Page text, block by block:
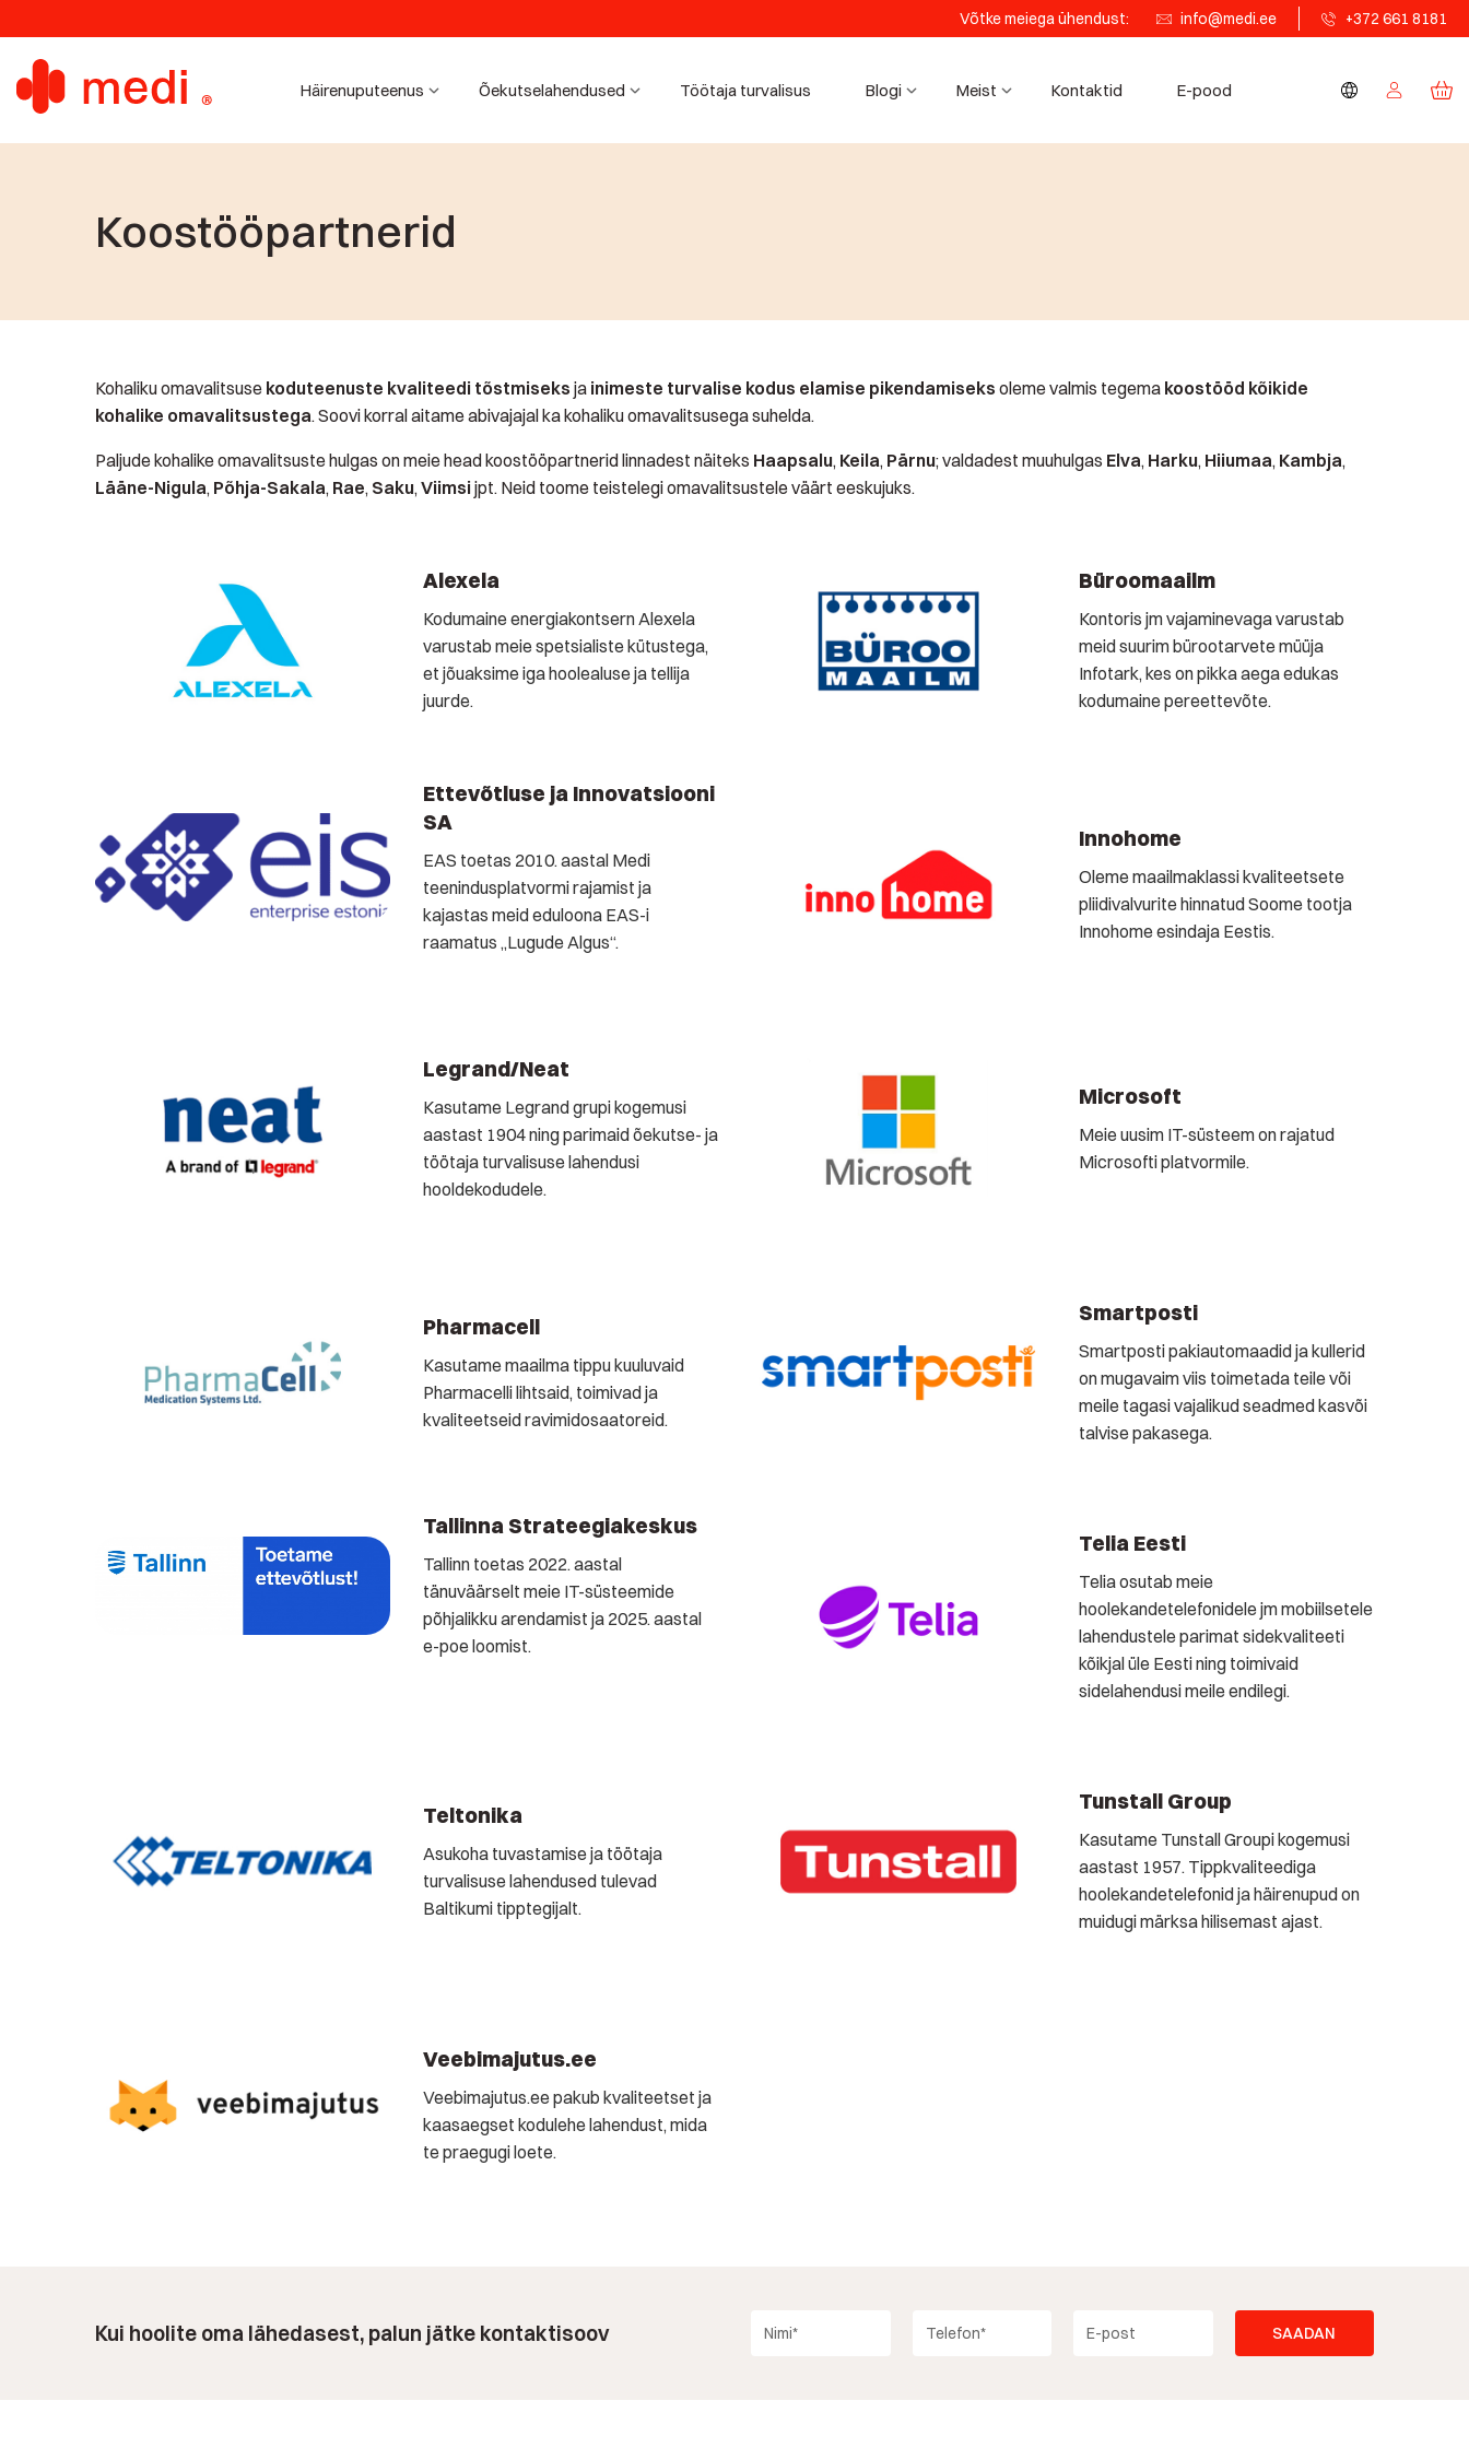
Võtke meiega ühendust: info@medi.ee +372 661 8181
Häirenuputeenus Õekutselahendused Töötaja turvalisus Blogi Meist Kontaktid E-pood
Koostööpartnerid
Kohaliku omavalitsuse koduteenuste kvaliteedi tõstmiseks ja inimeste turvalise kodus elamise pikendamiseks oleme valmis tegema koostööd kõikide
kohalike omavalitsustega. Soovi korral aitame abivajajal ka kohaliku omavalitsusega suhelda.
Paljude kohalike omavalitsuste hulgas on meie head koostööpartnerid linnadest näiteks Haapsalu, Keila, Pärnu; valdadest muuhulgas Elva, Harku, Hiiumaa, Kambja,
Lääne-Nigula, Põhja-Sakala, Rae, Saku,Viimsijpt. Neid toome teistelegi omavalitsustele väärt eeskujuks.
Alexela
Kodumaine energiakontsern Alexela
varustab meie spetsialiste kütustega,
et jõuaksime iga hoolealuse ja tellija
juurde.
Büroomaailm
Kontoris jm vajaminevaga varustab
meid suurim bürootarvete müüja
Infotark, kes on pikka aega edukas
kodumaine pereettevõte.
Ettevõtluse ja Innovatsiooni
SA
EAS toetas 2010. aastal Medi
teenindusplatvormi rajamist ja
kajastas meid eduloona EAS-i
raamatus „Lugude Algus“.
Innohome
Oleme maailmaklassi kvaliteetsete
pliidivalvurite hinnatud Soome tootja
Innohome esindaja Eestis.
Legrand/Neat
Kasutame Legrand grupi kogemusi
aastast 1904 ning parimaid õekutse- ja
töötaja turvalisuse lahendusi
hooldekodudele.
Microsoft
Meie uusim IT-süsteem on rajatud
Microsofti platvormile.
Pharmacell
Kasutame maailma tippu kuuluvaid
Pharmacelli lihtsaid, toimivad ja
kvaliteetseid ravimidosaatoreid.
Smartposti
Smartposti pakiautomaadid ja kullerid
on mugavaim viis toimetada teile või
meile tagasi vajalikud seadmed kasvõi
talvise pakasega.
Tallinna Strateegiakeskus
Tallinn toetas 2022. aastal
tänuväärselt meie IT-süsteemide
põhjalikku arendamist ja 2025. aastal
e-poe loomist.
Telia Eesti
Telia osutab meie
hoolekandetelefonidele jm mobiilsetele
lahendustele parimat sidekvaliteeti
kõikjal üle Eesti ning toimivaid
sidelahendusi meile endilegi.
Teltonika
Asukoha tuvastamise ja töötaja
turvalisuse lahendused tulevad
Baltikumi tipptegijalt.
Tunstall Group
Kasutame Tunstall Groupi kogemusi
aastast 1957. Tippkvaliteediga
hoolekandetelefonid ja häirenupud on
muidugi märksa hilisemast ajast.
Veebimajutus.ee
Veebimajutus.ee pakub kvaliteetset ja
kaasaegset kodulehe lahendust, mida
te praegugi loete.
Kui hoolite oma lähedasest, palun jätke kontaktisoov